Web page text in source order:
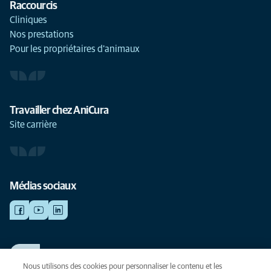
Raccourcis
Cliniques
Nos prestations
Pour les propriétaires d'animaux
Travailler chez AniCura
Site carrière
Médias sociaux
Voir nos offres d'emploi
Nous utilisons des cookies pour personnaliser le contenu et les